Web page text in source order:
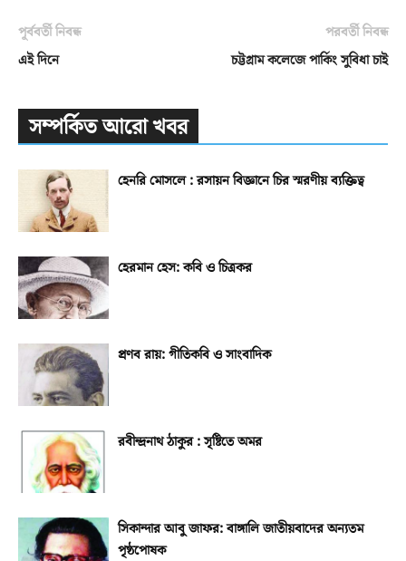
পূর্ববর্তী নিবন্ধ
এই দিনে
পরবর্তী নিবন্ধ
চট্টগ্রাম কলেজে পার্কিং সুবিধা চাই
সম্পর্কিত আরো খবর
হেনরি মোসলে : রসায়ন বিজ্ঞানে চির স্মরণীয় ব্যক্তিত্ব
হেরমান হেস: কবি ও চিত্রকর
প্রণব রায়: গীতিকবি ও সাংবাদিক
রবীন্দ্রনাথ ঠাকুর : সৃষ্টিতে অমর
সিকান্দার আবু জাফর: বাঙ্গালি জাতীয়বাদের অন্যতম
পৃষ্ঠপোষক